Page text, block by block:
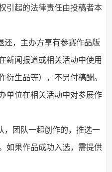
引起的法律责任由投稿者本
，主办方享有参赛作品版
新闻报道或相关活动中使用
衍生品等），不另付稿酬。
单位在相关活动中对参展作
团队一起创作的，推选一
如果作品成功入选，需提供